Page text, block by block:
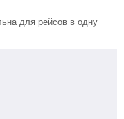
для рейсов в одну